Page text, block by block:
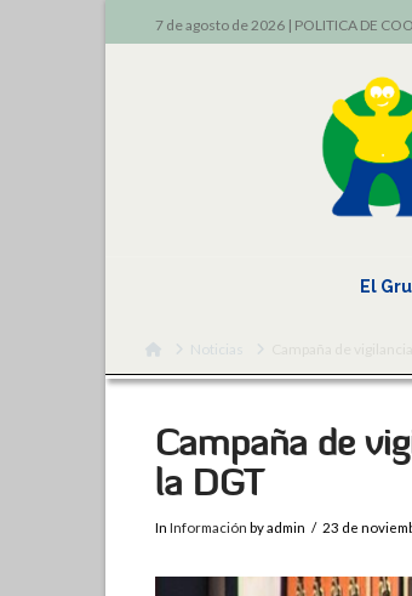
7 de agosto de 2026 | POLITICA DE
El
HomeNoticias
Campaña de
la DGT
In Información by admin 23 de